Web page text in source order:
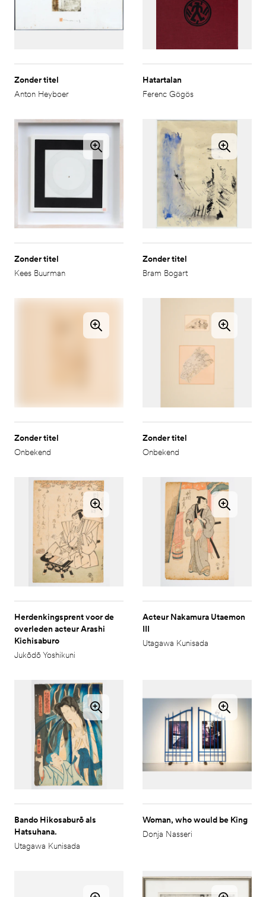
Zonder titel
Anton Heyboer
Hatartalan
Ferenc Gögös
Zonder titel
Kees Buurman
Zonder titel
Bram Bogart
Zonder titel
Onbekend
Zonder titel
Onbekend
Herdenkingsprent voor de
overleden acteur Arashi
Kichisaburo
Jukōdō Yoshikuni
Acteur Nakamura Utaemon
III
Utagawa Kunisada
Bando Hikosaburō als
Hatsuhana.
Utagawa Kunisada
Woman, who would be King
Donja Nasseri